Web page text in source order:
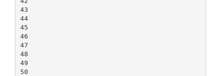
43
44
45
46
47
48
49
50